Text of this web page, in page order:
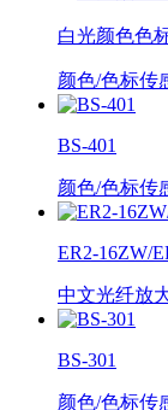
白光颜色色
颜色/色标传
BS-401
颜色/色标传
ER2-16ZW/
中文光纤放
BS-301
颜色/色标传